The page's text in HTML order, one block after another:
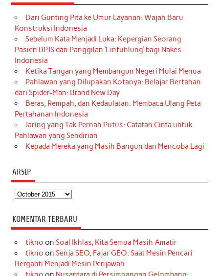
Dari Gunting Pita ke Umur Layanan: Wajah Baru
Konstruksi Indonesia
Sebelum Kata Menjadi Luka: Kepergian Seorang
Pasien BPJS dan Panggilan ‘Einfühlung’ bagi Nakes
Indonesia
Ketika Tangan yang Membangun Negeri Mulai Menua
Pahlawan yang Dilupakan Kotanya: Belajar Bertahan
dari Spider-Man: Brand New Day
Beras, Rempah, dan Kedaulatan: Membaca Ulang Peta
Pertahanan Indonesia
Jaring yang Tak Pernah Putus: Catatan Cinta untuk
Pahlawan yang Sendirian
Kepada Mereka yang Masih Bangun dan Mencoba Lagi
ARSIP
Arsip
KOMENTAR TERBARU
tikno on Soal Ikhlas, Kita Semua Masih Amatir
tikno on Senja SEO, Fajar GEO: Saat Mesin Pencari
Berganti Menjadi Mesin Penjawab